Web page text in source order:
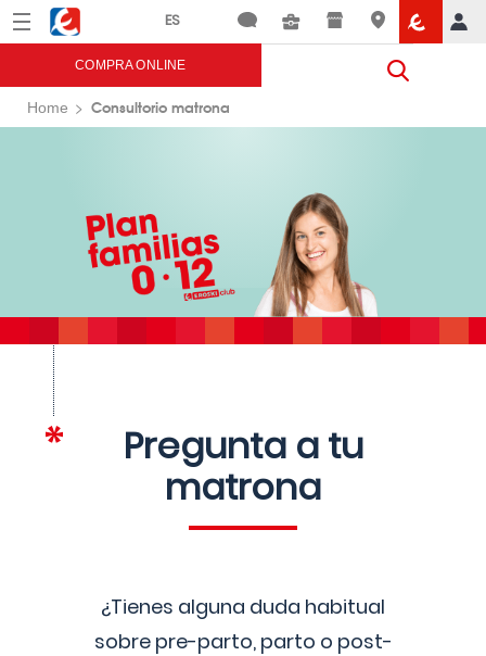
Menú Eroski
COMPRA ONLINE
Home Consultorio matrona
Pregunta a tu
matrona
¿Tienes alguna duda habitual
sobre pre-parto, parto o post-